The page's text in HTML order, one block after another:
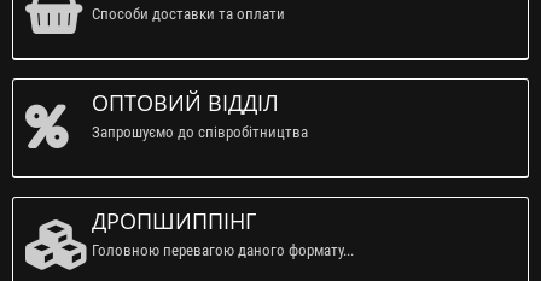
Способи доставки та оплати
ОПТОВИЙ ВІДДІЛ
Запрошуємо до співробітництва
ДРОПШИППІНГ
Головною перевагою даного формату...